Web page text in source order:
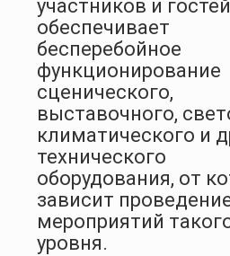
участников и
обеспечивает
бесперебойное
функционирование
сценического,
выставочного,
климатического и
технического
оборудования, от
зависит
мероприятий
уровня.